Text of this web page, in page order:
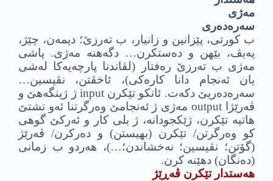
مه‌ژى
سه‌ره‌ده‌رى
ب كورتى، پێزانین و زانیار، ب ته‌رزێ؛ دیمه‌ن، چێژ،
په‌یڤ، بێهن و ده‌ستكرن… دگه‌هنه‌ مه‌ژى. پاشى
مه‌ژى ب ته‌رزێ ره‌فتار (لڤاندنا پارچه‌یه‌كا له‌شى
یان ئه‌نجام دانا كاره‌كى)، ئاخڤتن، نڤیسین…
سه‌ره‌ده‌ریێ دكه‌ت. ئانكو تێكرن input ژ ژینگه‌هێ و
ڤه‌رێژا output مه‌ژى ژ ئه‌نجامێ وه‌رگرتنا ئه‌و تشتێ
هاتیه‌ تێكرن، ژێكجودانه‌، ژ بلى كار و ئه‌ركێ گوهى
كو وه‌رگرتن/ تێكرن (بهیستن) و ده‌ركرن/ ڤه‌رێژ
(گۆتن؛ نڤیسین؛ نه‌خشاندن؛…)، هه‌ردو ب زمانى
(ده‌نگان) دهێنه‌ كرن.
هه‌ستدار تێكرن ڤه‌ڕێژ